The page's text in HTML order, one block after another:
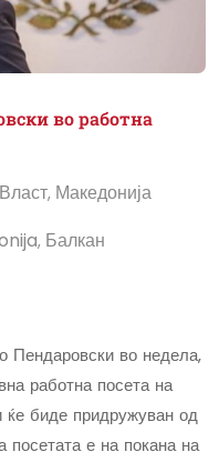
во работна
Власт, Македонија
, Балкан
Пендаровски во недела,
работна посета на
ќе биде придружуван од
посетата е на покана на